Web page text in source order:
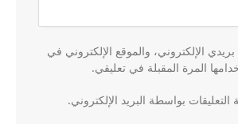
الإلكتروني، والموقع الإلكتروني في
المرة المقبلة في تعليقي.
التعليقات بواسطة البريد الإلكتروني.